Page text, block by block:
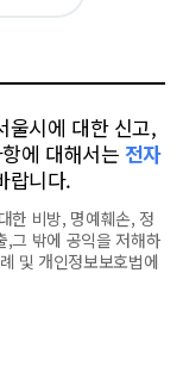
울시에 대한 신고,
에 대해서는 전자
랍니다.
한 비방, 명예훼손, 정
,그 밖에 공익을 저해하
및 개인정보보호법에